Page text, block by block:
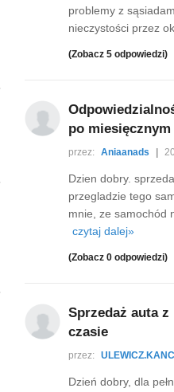
problemy z
nieczystości przez
(Zobacz 5 odpowiedzi)
po
przez: Aniaanads
Dzien dobry.
przegladzie tego
mnie, ze samochód
czytaj dalej»
(Zobacz 0 odpowiedzi)
Sprzedaż auta
czasie
przez: ULEWICZ.KANC
Dzień dobry, dla